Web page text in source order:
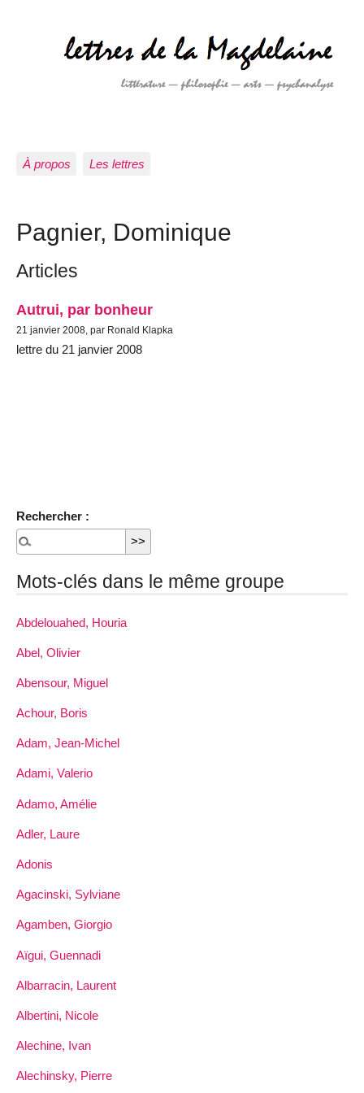
À propos Les lettres
Pagnier, Dominique
Articles
Autrui, par bonheur
21 janvier 2008, par Ronald Klapka
lettre du 21 janvier 2008
Rechercher :
Mots-clés dans le même groupe
Abdelouahed, Houria
Abel, Olivier
Abensour, Miguel
Achour, Boris
Adam, Jean-Michel
Adami, Valerio
Adamo, Amélie
Adler, Laure
Adonis
Agacinski, Sylviane
Agamben, Giorgio
Aïgui, Guennadi
Albarracin, Laurent
Albertini, Nicole
Alechine, Ivan
Alechinsky, Pierre